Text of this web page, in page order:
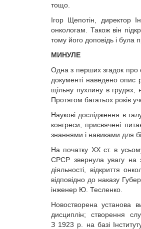
тощо.
Ігор Щепотін, директор
онкологам. Також він
тому його доповідь і була
МИНУЛЕ
Одна з перших згадок про
документі наведено опис
щільну пухлину в грудях,
Протягом багатьох років
Наукові дослідження в
конгреси, присвячені
знаннями і навиками для
На початку ХХ ст. в
СРСР звернула увагу на
діяльності, відкриття
відповідно до наказу
інженер Ю. Тесленко.
Новостворена установа
дисциплін; створення
З 1923 р. на базі